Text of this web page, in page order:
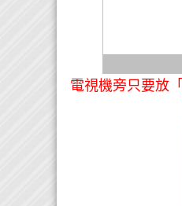
電視機旁只要放